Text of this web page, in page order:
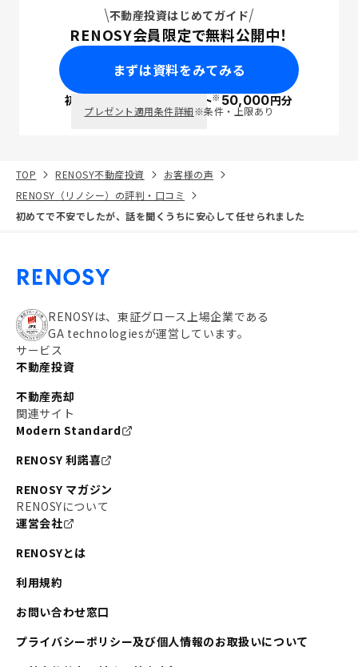
不動産投資はじめてガイド
RENOSY会員限定で無料公開中！
まずは資料をみてみる
初回面談で ポイント※50,000円分
プレゼント適用条件詳細※条件・上限あり
TOP RENOSY不動産投資
お客様の声
RENOSY（リノシー）の評判・口コミ
初めてで不安でしたが、話を聞くうちに安心して任せられました
RENOSYは、東証グロース上場企業である
GA technologiesが運営しています。
サービス
不動産投資
不動産売却
関連サイト
Modern Standard
RENOSY 利諾喜
RENOSY マガジン
RENOSYについて
運営会社
RENOSYとは
利用規約
お問い合わせ窓口
プライバシーポリシー及び個人情報のお取扱いについて